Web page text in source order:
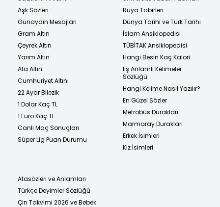
Aşk Sözleri
Günaydın Mesajları
Gram Altın
Çeyrek Altın
Yarım Altın
Ata Altın
Cumhuriyet Altını
22 Ayar Bilezik
1 Dolar Kaç TL
1 Euro Kaç TL
Canlı Maç Sonuçları
Süper Lig Puan Durumu
Rüya Tabirleri
Dünya Tarihi ve Türk Tarihi
İslam Ansiklopedisi
TÜBİTAK Ansiklopedisi
Hangi Besin Kaç Kalori
Eş Anlamlı Kelimeler
Sözlüğü
Hangi Kelime Nasıl Yazılır?
En Güzel Sözler
Metrobüs Durakları
Marmaray Durakları
Erkek İsimleri
Kız İsimleri
Atasözleri ve Anlamları
Türkçe Deyimler Sözlüğü
Çin Takvimi 2026 ve Bebek